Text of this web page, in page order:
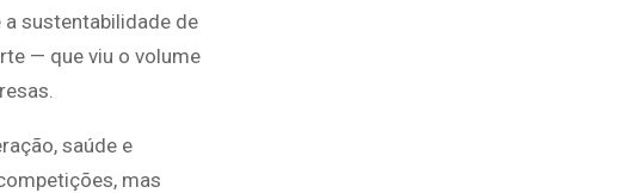
sustentabilidade de
— que viu o volume
saúde e
mas